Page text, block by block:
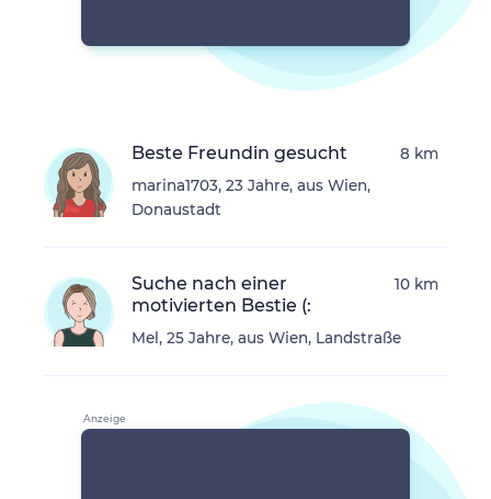
Beste Freundin gesucht
marina1703, 23 Jahre, aus Wien,
Donaustadt
8 km
Suche nach einer
motivierten Bestie (:
Mel, 25 Jahre, aus Wien, Landstraße
10 km